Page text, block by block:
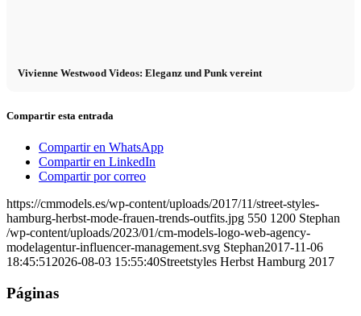
Vivienne Westwood Videos: Eleganz und Punk vereint
Compartir esta entrada
Compartir en WhatsApp
Compartir en LinkedIn
Compartir por correo
https://cmmodels.es/wp-content/uploads/2017/11/street-styles-
hamburg-herbst-mode-frauen-trends-outfits.jpg 550 1200 Stephan
/wp-content/uploads/2023/01/cm-models-logo-web-agency-
modelagentur-influencer-management.svg Stephan2017-11-06
18:45:51 2026-08-03 15:55:40Streetstyles Herbst Hamburg 2017
Páginas